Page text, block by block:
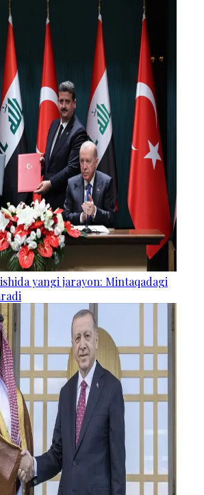
yangi jarayon: Mintaqadagi